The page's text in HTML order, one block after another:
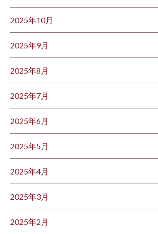
2025年10月
2025年9月
2025年8月
2025年7月
2025年6月
2025年5月
2025年4月
2025年3月
2025年2月